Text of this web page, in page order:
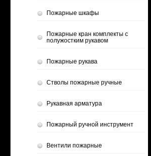
Пожарные шкафы
Пожарные кран комплекты с
полужостким рукавом
Пожарные рукава
Стволы пожарные ручные
Рукавная арматура
Пожарный ручной инструмент
Вентили пожарные